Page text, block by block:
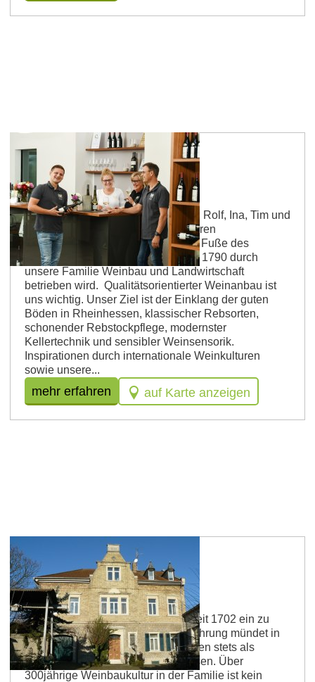
Weingut Paulinenhof
Weingut Paulinenhof - das sind wir, Rolf, Ina, Tim und
Pauline Bernhard. Seit über 25 Jahren
bewirtschaften wir das Weingut am Fuße des
Selzener Gottesgartens in dem seit 1790 durch
unsere Familie Weinbau und Landwirtschaft
betrieben wird. Qualitätsorientierter Weinanbau ist
uns wichtig. Unser Ziel ist der Einklang der guten
Böden in Rheinhessen, klassischer Rebsorten,
schonender Rebstockpflege, modernster
Kellertechnik und sensibler Weinsensorik.
Inspirationen durch internationale Weinkulturen
sowie unsere...
mehr erfahren auf Karte anzeigen
Weingut Dr. Dahlem
Önologische Kompetenz hat hier seit 1702 ein zu
Hause, im Herzen der Altstadt. Erfahrung mündet in
Handeln. Dahlem-Weine überzeugen stets als
verlässliche Botschafter Rheinhessen. Über
300jährige Weinbaukultur in der Familie ist kein